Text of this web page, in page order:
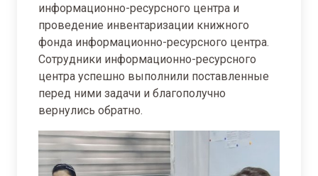
информационно-ресурсного центра и
проведение инвентаризации книжного
фонда информационно-ресурсного центра.
Сотрудники информационно-ресурсного
центра успешно выполнили поставленные
перед ними задачи и благополучно
вернулись обратно.